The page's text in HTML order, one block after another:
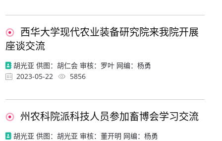
西华大学现代农业装备研究院来我院开展
座谈交流
胡光亚 供图：胡仁会 审核：罗叶 网编：杨勇
2023-05-22
5856
州农科院派科技人员参加畜博会学习交流
胡光亚 供图：胡光亚 审核：董开明 网编：杨勇